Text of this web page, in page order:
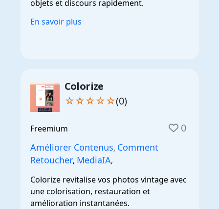
objets et discours rapidement.
En savoir plus
Colorize
☆☆☆☆☆(0)
Freemium 0
Améliorer Contenus, Comment
Retoucher, MediaIA,
Colorize revitalise vos photos vintage avec
une colorisation, restauration et
amélioration instantanées.